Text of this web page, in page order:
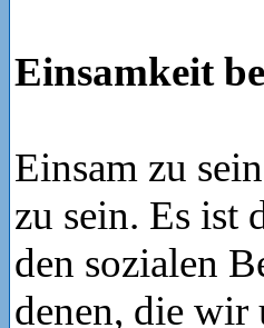
Einsamkeit
Einsam zu
zu sein. Es ist
den sozialen
denen, die wir